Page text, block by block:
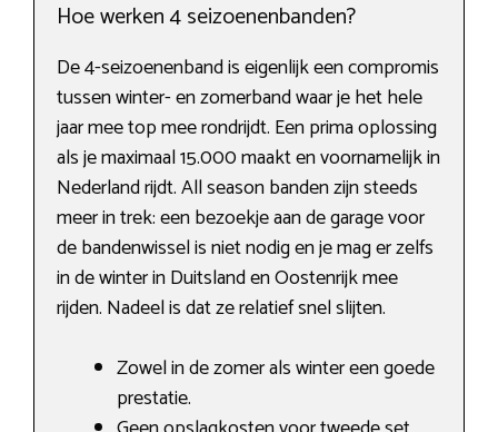
Hoe werken 4 seizoenenbanden?
De 4-seizoenenband is eigenlijk een compromis
tussen winter- en zomerband waar je het hele
jaar mee top mee rondrijdt. Een prima oplossing
als je maximaal 15.000 maakt en voornamelijk in
Nederland rijdt. All season banden zijn steeds
meer in trek: een bezoekje aan de garage voor
de bandenwissel is niet nodig en je mag er zelfs
in de winter in Duitsland en Oostenrijk mee
rijden. Nadeel is dat ze relatief snel slijten.
Zowel in de zomer als winter een goede
prestatie.